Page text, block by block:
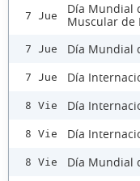
7 Jue
Día Mundial
Muscular de
7 Jue Día Mundial
7 Jue Día
8 Vie Día
8 Vie Día
8 Vie Día Mundial